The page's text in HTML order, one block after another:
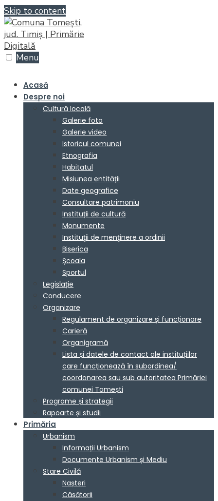
Skip to content
Menu
Acasă
Despre noi
Cultură locală
Galerie foto
Galerie video
Istoricul comunei
Etnografia
Habitatul
Misiunea entității
Date geografice
Consultare patrimoniu
Instituții de cultură
Monumente
Instituţii de menţinere a ordinii
Biserica
Școala
Sportul
Legislație
Conducere
Organizare
Regulament de organizare și funcționare
Carieră
Organigramă
Lista și datele de contact ale instituțiilor
care funcționează în subordinea/
coordonarea sau sub autoritatea Primăriei
comunei Tomești
Programe și strategii
Rapoarte și studii
Primăria
Urbanism
Informații Urbanism
Documente Urbanism și Mediu
Stare Civilă
Nașteri
Căsătorii